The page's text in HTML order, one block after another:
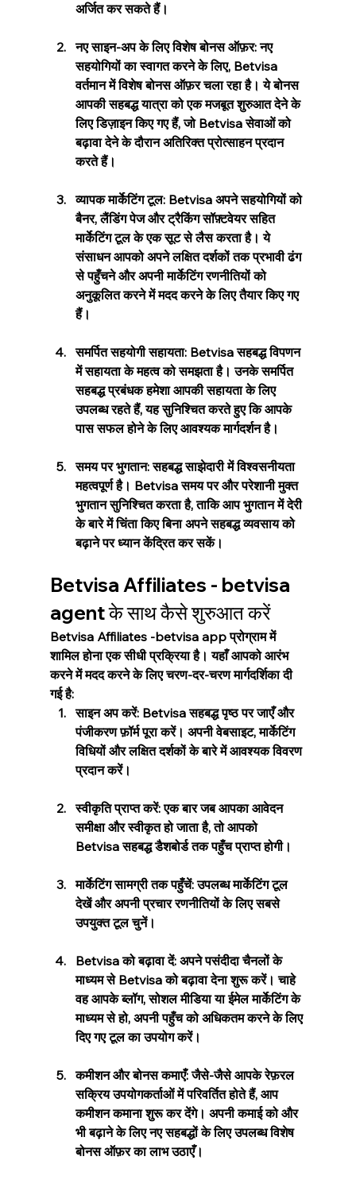
अर्जित कर सकते हैं।
नए साइन-अप के लिए विशेष बोनस ऑफ़र: नए
सहयोगियों का स्वागत करने के लिए, Betvisa
वर्तमान में विशेष बोनस ऑफ़र चला रहा है। ये बोनस
आपकी सहबद्ध यात्रा को एक मजबूत शुरुआत देने के
लिए डिज़ाइन किए गए हैं, जो Betvisa सेवाओं को
बढ़ावा देने के दौरान अतिरिक्त प्रोत्साहन प्रदान
करते हैं।
व्यापक मार्केटिंग टूल: Betvisa अपने सहयोगियों को
बैनर, लैंडिंग पेज और ट्रैकिंग सॉफ़्टवेयर सहित
मार्केटिंग टूल के एक सूट से लैस करता है। ये
संसाधन आपको अपने लक्षित दर्शकों तक प्रभावी ढंग
से पहुँचने और अपनी मार्केटिंग रणनीतियों को
अनुकूलित करने में मदद करने के लिए तैयार किए गए
हैं।
समर्पित सहयोगी सहायता: Betvisa सहबद्ध विपणन
में सहायता के महत्व को समझता है। उनके समर्पित
सहबद्ध प्रबंधक हमेशा आपकी सहायता के लिए
उपलब्ध रहते हैं, यह सुनिश्चित करते हुए कि आपके
पास सफल होने के लिए आवश्यक मार्गदर्शन है।
समय पर भुगतान: सहबद्ध साझेदारी में विश्वसनीयता
महत्वपूर्ण है। Betvisa समय पर और परेशानी मुक्त
भुगतान सुनिश्चित करता है, ताकि आप भुगतान में देरी
के बारे में चिंता किए बिना अपने सहबद्ध व्यवसाय को
बढ़ाने पर ध्यान केंद्रित कर सकें।
Betvisa Affiliates - betvisa
agent के साथ कैसे शुरुआत करें
Betvisa Affiliates -betvisa app प्रोग्राम में
शामिल होना एक सीधी प्रक्रिया है। यहाँ आपको आरंभ
करने में मदद करने के लिए चरण-दर-चरण मार्गदर्शिका दी
गई है:
साइन अप करें: Betvisa सहबद्ध पृष्ठ पर जाएँ और
पंजीकरण फ़ॉर्म पूरा करें। अपनी वेबसाइट, मार्केटिंग
विधियों और लक्षित दर्शकों के बारे में आवश्यक विवरण
प्रदान करें।
स्वीकृति प्राप्त करें: एक बार जब आपका आवेदन
समीक्षा और स्वीकृत हो जाता है, तो आपको
Betvisa सहबद्ध डैशबोर्ड तक पहुँच प्राप्त होगी।
मार्केटिंग सामग्री तक पहुँचें: उपलब्ध मार्केटिंग टूल
देखें और अपनी प्रचार रणनीतियों के लिए सबसे
उपयुक्त टूल चुनें।
Betvisa को बढ़ावा दें: अपने पसंदीदा चैनलों के
माध्यम से Betvisa को बढ़ावा देना शुरू करें। चाहे
वह आपके ब्लॉग, सोशल मीडिया या ईमेल मार्केटिंग के
माध्यम से हो, अपनी पहुँच को अधिकतम करने के लिए
दिए गए टूल का उपयोग करें।
कमीशन और बोनस कमाएँ: जैसे-जैसे आपके रेफ़रल
सक्रिय उपयोगकर्ताओं में परिवर्तित होते हैं, आप
कमीशन कमाना शुरू कर देंगे। अपनी कमाई को और
भी बढ़ाने के लिए नए सहबद्धों के लिए उपलब्ध विशेष
बोनस ऑफ़र का लाभ उठाएँ।